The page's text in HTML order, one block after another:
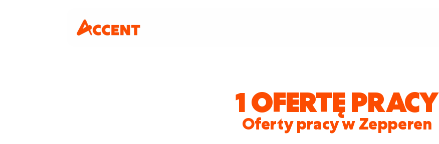
1 OFERTĘ PRACY
Oferty pracy w Zepperen